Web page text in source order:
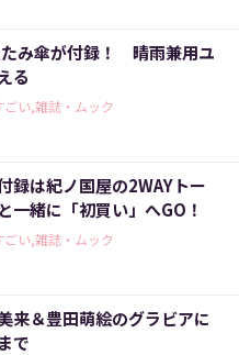
み傘が付録！ 晴雨兼用ユ
る
い,雑誌・ムック
録は紀ノ国屋の2WAYトー
一緒に「初買い」へGO！
い,雑誌・ムック
来＆豊田萌絵のグラビアに
で